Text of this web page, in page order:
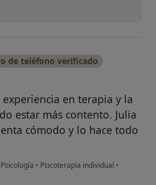
de teléfono verificado
en terapia y la
estar más contento. Julia
cómodo y lo hace todo
• Psicoterapia individual •